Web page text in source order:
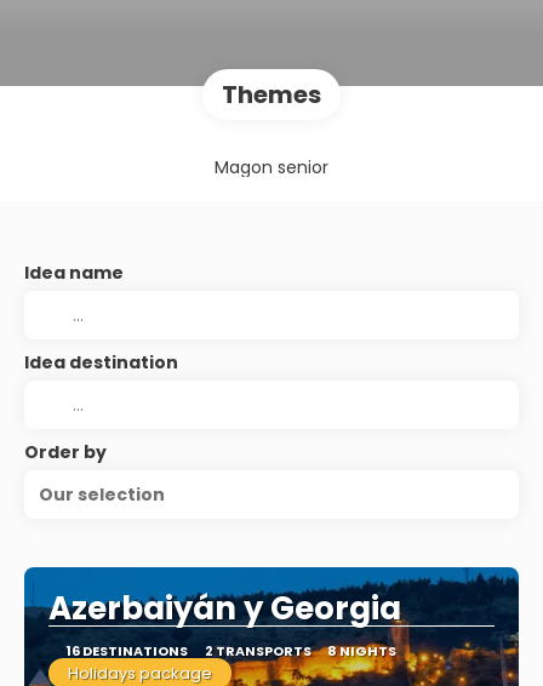
Themes
Magon senior
Idea name
Idea destination
Order by
Our selection
Azerbaiyán y Georgia
16 DESTINATIONS 2 TRANSPORTS 8 NIGHTS
Holidays package